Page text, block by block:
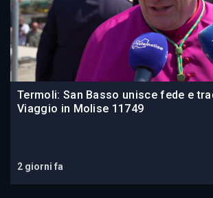
Termoli: San Basso unisce fede e
Viaggio in Molise 11749
2 giorni fa